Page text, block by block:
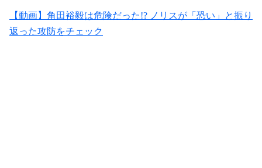
【動画】角田裕毅は危険だった!? ノリスが「恐い」と振り
返った攻防をチェック